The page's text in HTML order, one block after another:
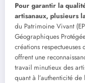
Pour garantir la
artisanaux, plusieurs
du Patrimoine Vivant
Géographiques
créations respectueuses
offrent une
travail minutieux des
quant à l’authenticité de